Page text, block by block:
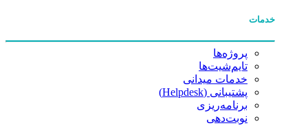
خدمات
پروژه‌ها
تایم‌شیت‌ها
خدمات میدانی
پشتیبانی (Helpdesk)
برنامه‌ریزی
نوبت‌دهی